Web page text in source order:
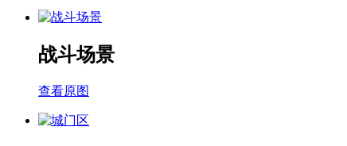
战斗场景
查看原图